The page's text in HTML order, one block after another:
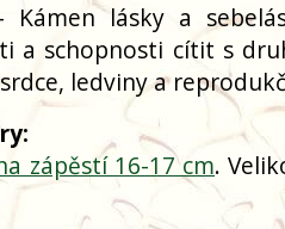
Kámen lásky a
a schopnosti cítit s
ledviny a
zápěstí 16-17 cm.